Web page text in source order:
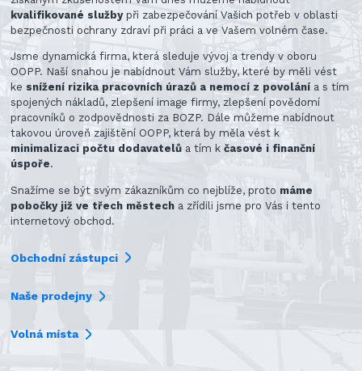
kvalifikované službypři zabezpečování Vašich potřeb v oblasti
bezpečnosti ochrany zdraví při práci a ve Vašem volném čase.
Jsme dynamická firma, která sleduje vývoj a trendy v oboru
OOPP. Naší snahou je nabídnout Vám služby, které by měli vést
ke snížení rizika pracovních úrazů a nemocí z povolání a s tím
spojených nákladů, zlepšení image firmy, zlepšení povědomí
pracovníků o zodpovědnosti za BOZP. Dále můžeme nabídnout
takovou úroveň zajištění OOPP, která by měla vést k
minimalizaci počtu dodavatelů a tím kčasové i finanční
úspoře.
Snažíme se být svým zákazníkům co nejblíže, proto máme
pobočky již ve třech městech a zřídili jsme pro Vás i tento
internetový obchod.
Obchodní zástupci
Naše prodejny
Volná místa